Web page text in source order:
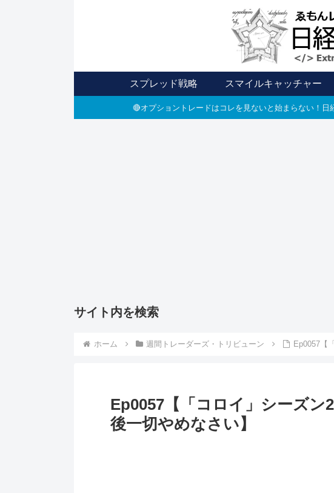
スプレッド戦略 スマイルキャッチャー
🔴オプショントレードはコレを見ないと始まらない！
サイト内を検索
ホーム 週間トレーダーズ・トリビューン Ep0057【
Ep0057【「コロイ」シーズ
後一切やめなさい】